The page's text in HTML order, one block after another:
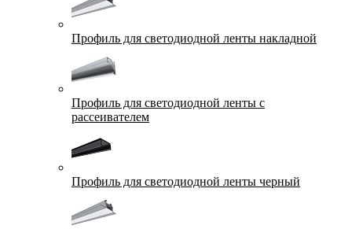
Профиль для светодиодной ленты накладной
Профиль для светодиодной ленты с
рассеивателем
Профиль для светодиодной ленты черный